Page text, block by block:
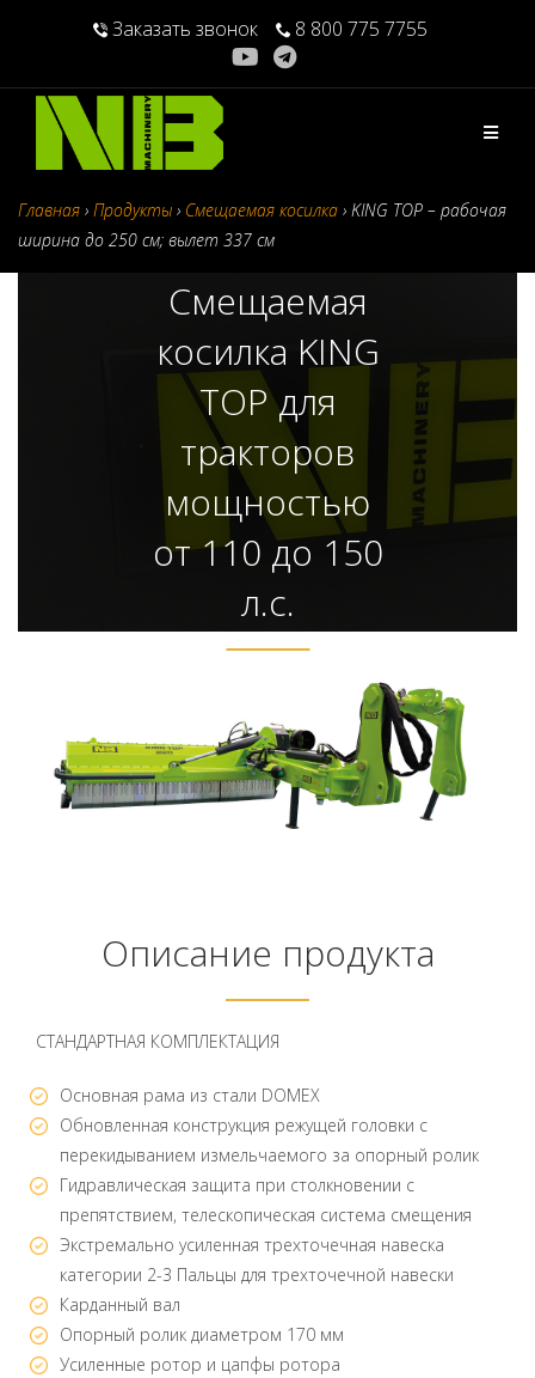
Заказать звонок 8 800 775 7755
Главная › Продукты › Смещаемая косилка › KING TOP – рабочая
ширина до 250 см; вылет 337 см
Смещаемая
косилка KING
TOP для
тракторов
мощностью
от 110 до 150
л.с.
Описание продукта
СТАНДАРТНАЯ КОМПЛЕКТАЦИЯ
Основная рама из стали DOMEX
Обновленная конструкция режущей головки с
перекидыванием измельчаемого за опорный ролик
Гидравлическая защита при столкновении с
препятствием, телескопическая система смещения
Экстремально усиленная трехточечная навеска
категории 2-3 Пальцы для трехточечной навески
Карданный вал
Опорный ролик диаметром 170 мм
Усиленные ротор и цапфы ротора